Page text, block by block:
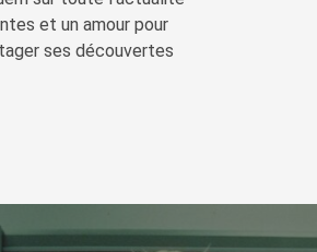
et un amour pour
ses découvertes